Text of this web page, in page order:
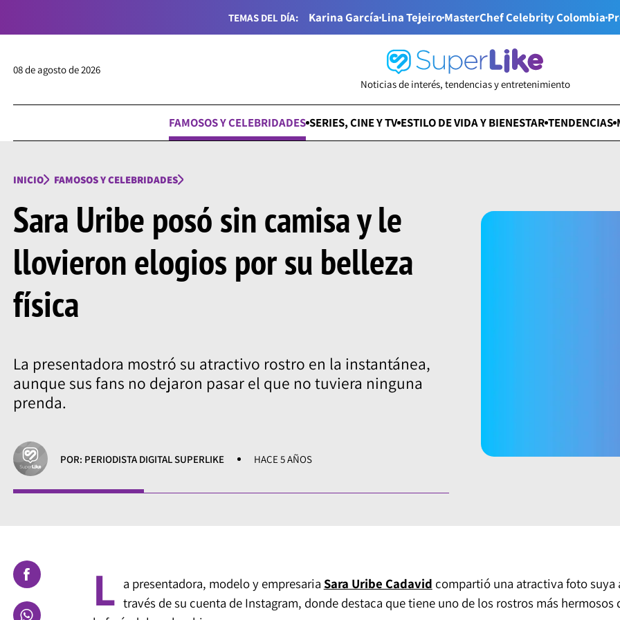
TEMAS DEL DÍA: Karina GarcíaLina TejeiroMasterChef Celebrity Colombia
08 de agosto de 2026
Noticias de interés, tendencias y entretenimiento
FAMOSOS Y CELEBRIDADES SERIES, CINE Y TV ESTILO DE VIDA Y BIENESTAR TENDENCIAS
INICIO FAMOSOS Y CELEBRIDADES
Sara Uribe posó sin camisa y le
llovieron elogios por su belleza
física
La presentadora mostró su atractivo rostro en la instantánea,
aunque sus fans no dejaron pasar el que no tuviera ninguna
prenda.
POR: PERIODISTA DIGITAL SUPERLIKE HACE 5 AÑOS
L a presentadora, modelo y empresaria Sara Uribe Cadavid compartió una atractiva foto suya
través de su cuenta de Instagram, donde destaca que tiene uno de los rostros más hermosos